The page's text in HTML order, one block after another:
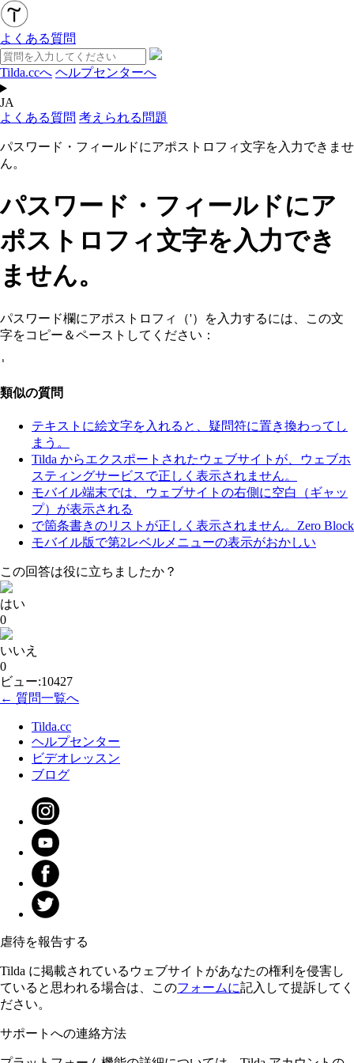
よくある質問
Tilda.ccへ ヘルプセンターへ
JA
よくある質問 考えられる問題
パスワード・フィールドにアポストロフィ文字を入力できませ
ん。
パスワード・フィールドにア
ポストロフィ文字を入力でき
ません。
パスワード欄にアポストロフィ（'）を入力するには、この文
字をコピー＆ペーストしてください：
類似の質問
テキストに絵文字を入れると、疑問符に置き換わってし
まう。
Tilda からエクスポートされたウェブサイトが、ウェブホ
スティングサービスで正しく表示されません。
モバイル端末では、ウェブサイトの右側に空白（ギャッ
プ）が表示される
で箇条書きのリストが正しく表示されません。Zero Block
モバイル版で第2レベルメニューの表示がおかしい
この回答は役に立ちましたか？
はい
0
いいえ
0
ビュー:10427
← 質問一覧へ
Tilda.cc
ヘルプセンター
ビデオレッスン
ブログ
虐待を報告する
Tilda に掲載されているウェブサイトがあなたの権利を侵害し
ていると思われる場合は、このフォームに記入して提訴してく
ださい。
サポートへの連絡方法